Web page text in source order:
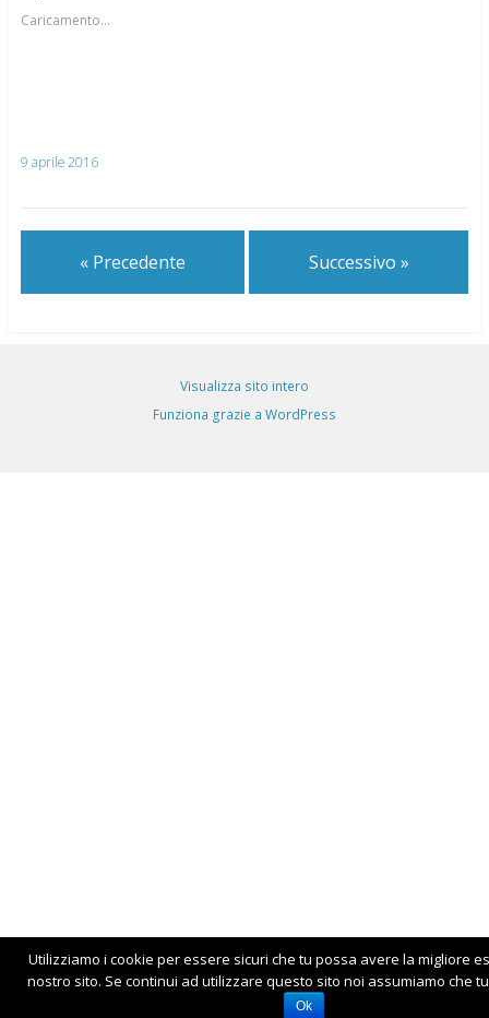
Caricamento...
9 aprile 2016
« Precedente Successivo »
Visualizza sito intero
Funziona grazie a WordPress
Utilizziamo i cookie per essere sicuri che tu possa avere la migliore
nostro sito. Se continui ad utilizzare questo sito noi assumiamo che
Ok